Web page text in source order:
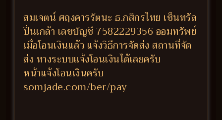
สมเจตน์ ศฤงคารรัตนะ ธ.กสิกรไทย เซ็นทรัล
ปิ่นเกล้า เลขบัญชี 7582229356 ออมทรัพย์
เมื่อโอนเงินแล้ว แจ้งวิธีการจัดส่ง สถานที่จัด
ส่ง ทางระบบแจ้งโอนเงินได้เลยครับ
หน้าแจ้งโอนเงินครับ
somjade.com/ber/pay